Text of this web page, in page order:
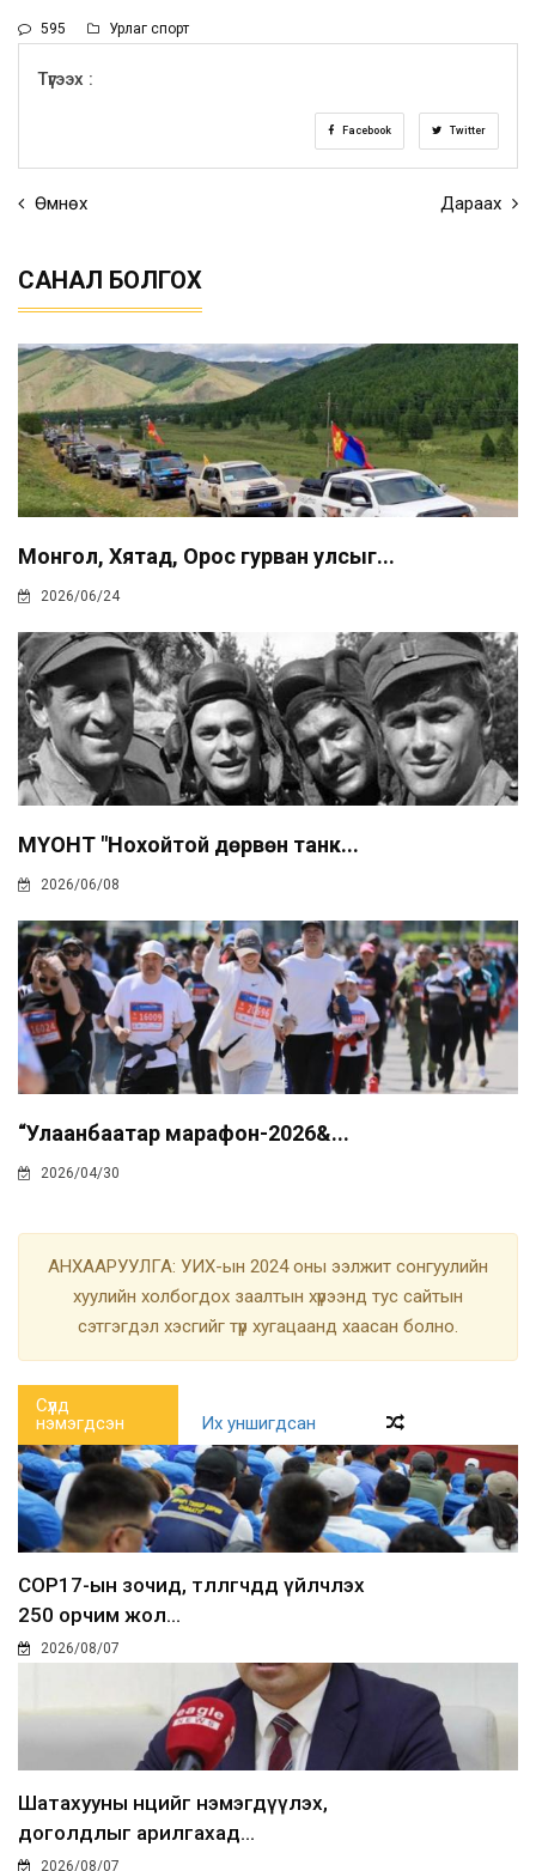
595 Урлаг спорт
Түгээх :
Facebook Twitter
Өмнөх Дараах
САНАЛ БОЛГОХ
Монгол, Хятад, Орос гурван улсыг...
2026/06/24
МҮОНТ "Нохойтой дөрвөн танк...
2026/06/08
“Улаанбаатар марафон-2026&...
2026/04/30
АНХААРУУЛГА: УИХ-ын 2024 оны ээлжит сонгуулийн
хуулийн холбогдох заалтын хүрээнд тус сайтын
сэтгэгдэл хэсгийг түр хугацаанд хаасан болно.
Сүүлд
нэмэгдсэн
Их уншигдсан
COP17-ын зочид, төлөөлөгчдөд үйлчлэх
250 орчим жол...
2026/08/07
Шатахууны нөөцийг нэмэгдүүлэх,
доголдлыг арилгахад...
2026/08/07